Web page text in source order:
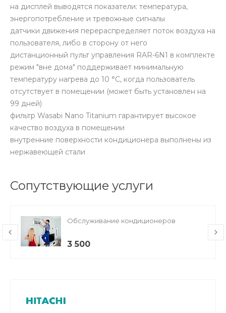
на дисплей выводятся показатели: температура,
энергопотребление и тревожные сигналы
датчики движения перераспределяет поток воздуха на
пользователя, либо в сторону от него
дистанционный пульт управления RAR-6N1 в комплекте
режим "вне дома" поддерживает минимальную
температуру нагрева до 10 °C, когда пользователь
отсутствует в помещении (может быть установлен на
99 дней)
фильтр Wasabi Nano Titanium гарантирует высокое
качество воздуха в помещении
внутренние поверхности кондиционера выполнены из
нержавеющей стали
Сопутствующие услуги
Обслуживание кондиционеров
3 500